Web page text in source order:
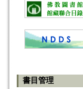
書目管理